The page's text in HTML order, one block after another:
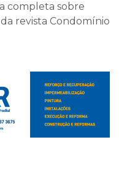
completa sobre
revista Condomínio